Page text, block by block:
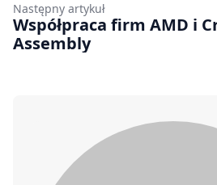
Następny artykuł
Współpraca firm AMD i
Assembly